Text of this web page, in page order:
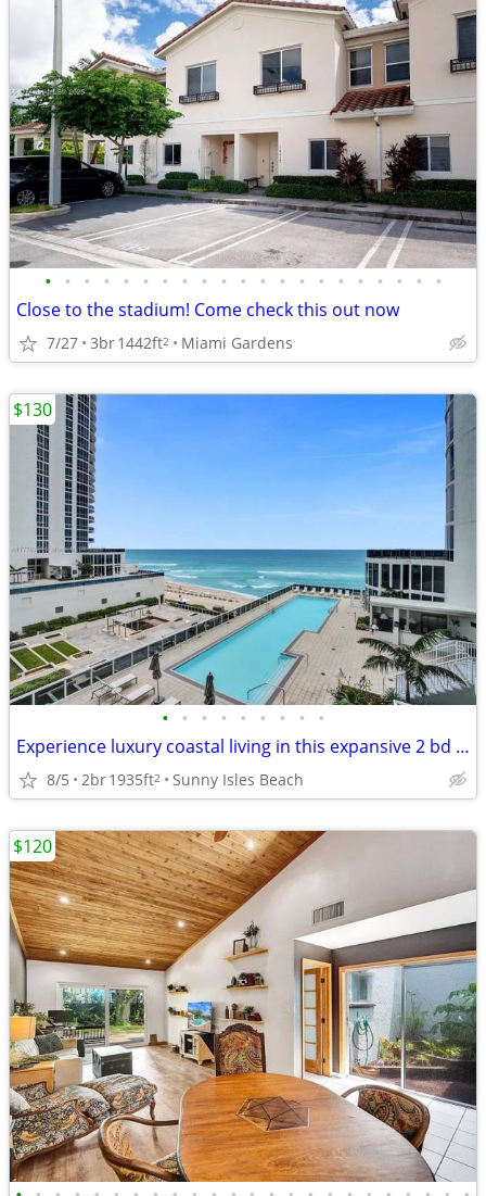
• • • • • • • • • • • • • • • • • • • • •
Close to the stadium! Come check this out now
7/27 3br1442ft2 Miami Gardens
• • • • • • • • •
Experience luxury coastal living in this expansive 2 bd plus den, 3 baths
8/5 2br1935ft2 Sunny Isles Beach
$130
$120